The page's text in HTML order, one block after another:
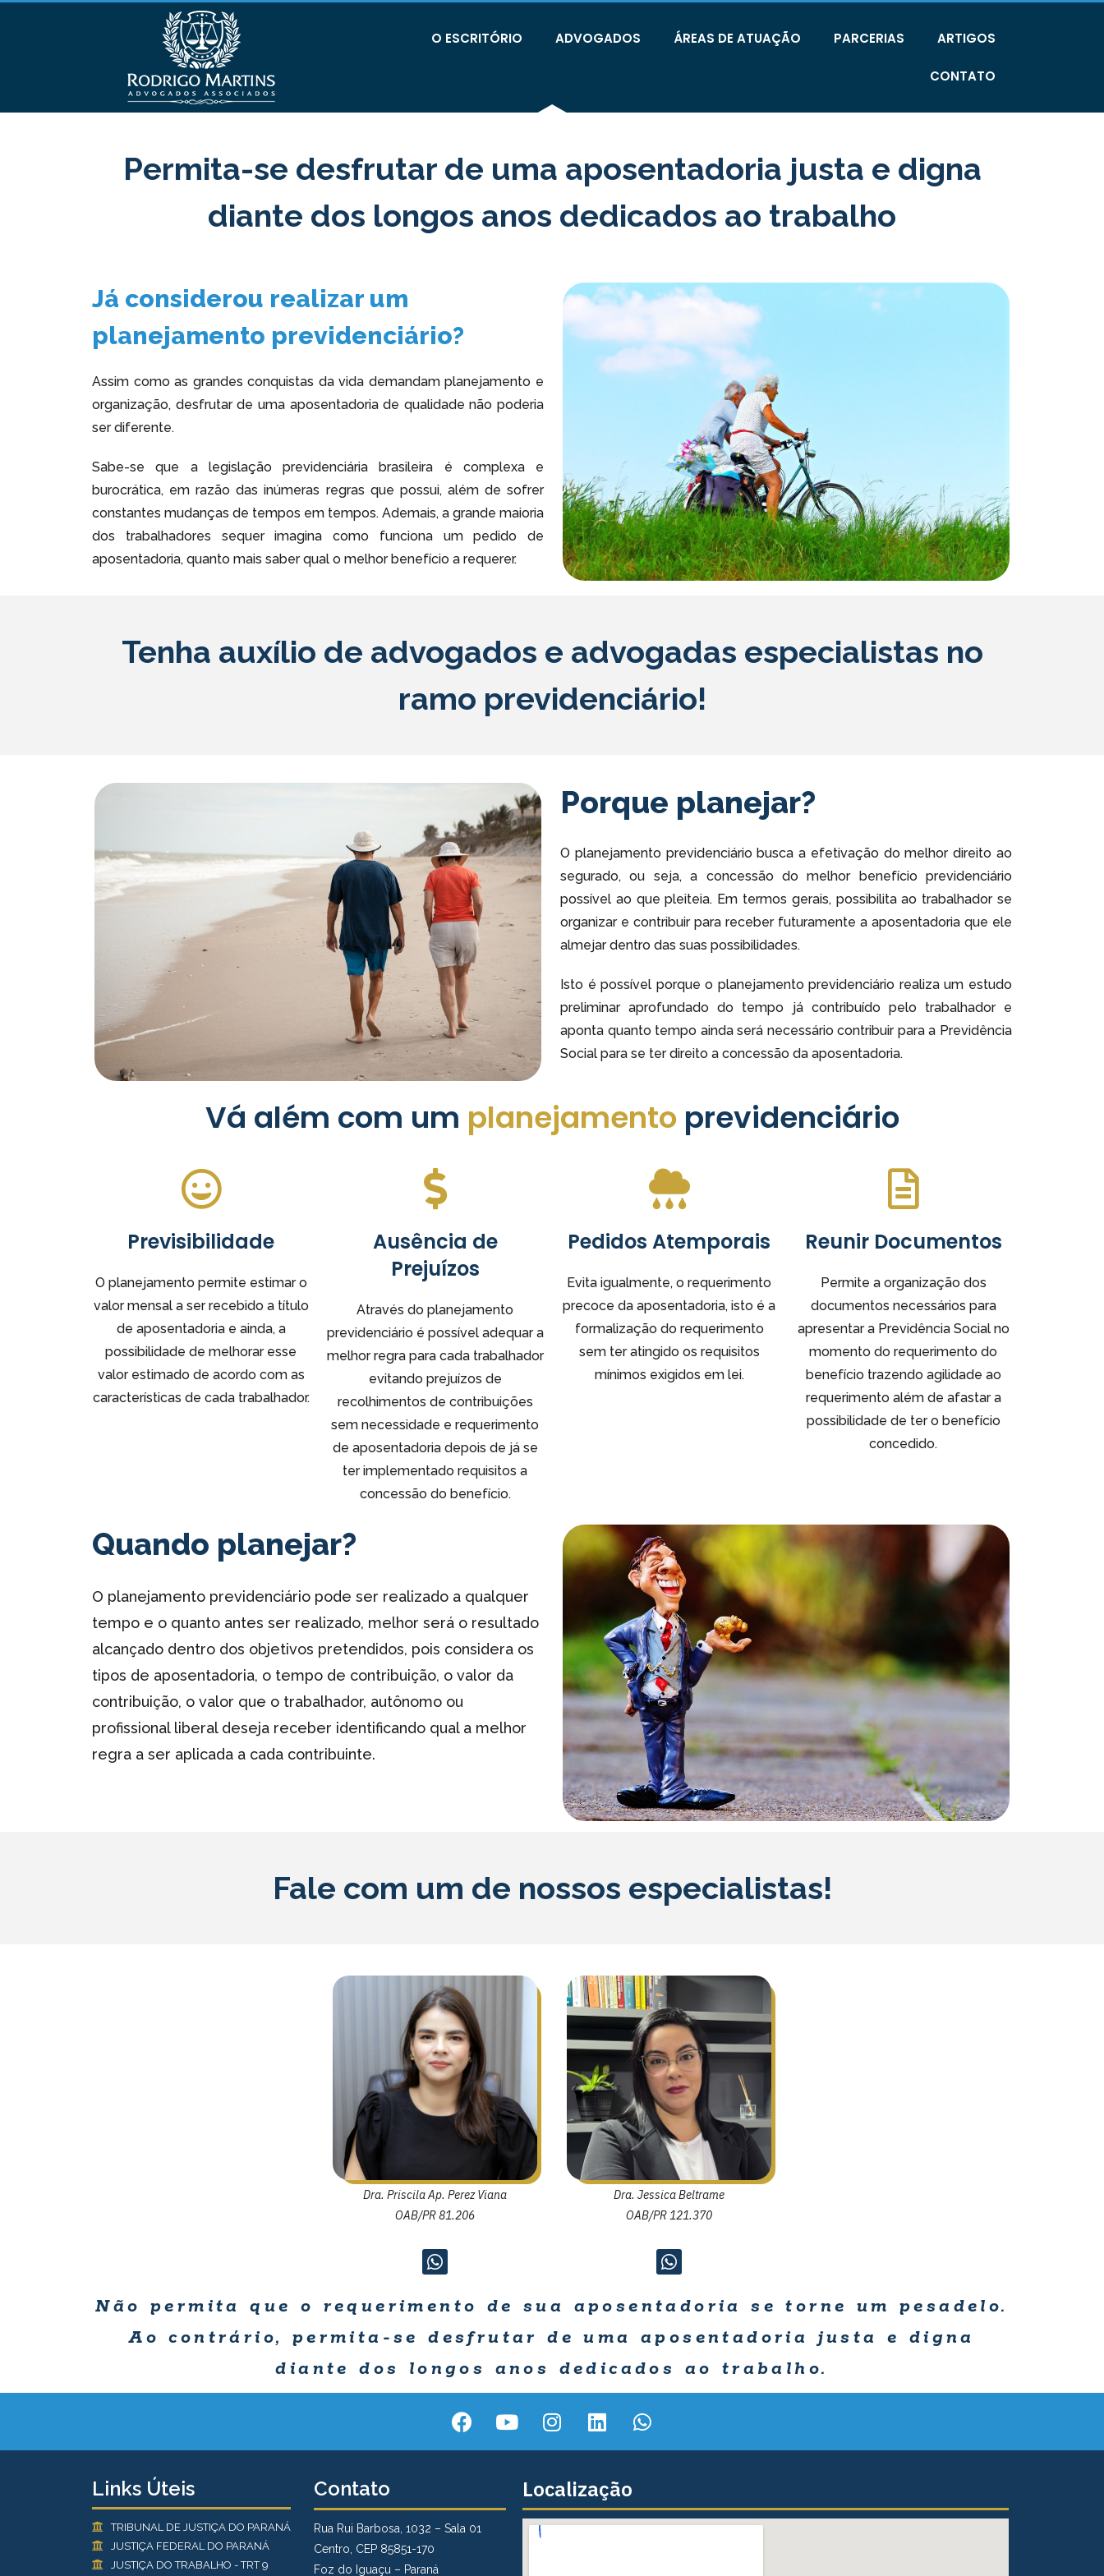
O ESCRITÓRIO ADVOGADOS ÁREAS DE ATUAÇÃO PARCERIAS ARTIGOS
CONTATO
Permita-se desfrutar de uma aposentadoria justa e digna
diante dos longos anos dedicados ao trabalho
Já considerou realizar um
planejamento previdenciário?
Assim como as grandes conquistas da vida demandam planejamento e
organização, desfrutar de uma aposentadoria de qualidade não poderia
ser diferente.
Sabe-se que a legislação previdenciária brasileira é complexa e
burocrática, em razão das inúmeras regras que possui, além de sofrer
constantes mudanças de tempos em tempos. Ademais, a grande maioria
dos trabalhadores sequer imagina como funciona um pedido de
aposentadoria, quanto mais saber qual o melhor benefício a requerer.
Tenha auxílio de advogados e advogadas especialistas no
ramo previdenciário!
Porque planejar?
O planejamento previdenciário busca a efetivação do melhor direito ao
segurado, ou seja, a concessão do melhor benefício previdenciário
possível ao que pleiteia. Em termos gerais, possibilita ao trabalhador se
organizar e contribuir para receber futuramente a aposentadoria que ele
almejar dentro das suas possibilidades.
Isto é possível porque o planejamento previdenciário realiza um estudo
preliminar aprofundado do tempo já contribuído pelo trabalhador e
aponta quanto tempo ainda será necessário contribuir para a Previdência
Social para se ter direito a concessão da aposentadoria.
Vá além com um planejamento previdenciário
Previsibilidade
O planejamento permite estimar o
valor mensal a ser recebido a título
de aposentadoria e ainda, a
possibilidade de melhorar esse
valor estimado de acordo com as
características de cada trabalhador.
Ausência de
Prejuízos
Através do planejamento
previdenciário é possível adequar a
melhor regra para cada trabalhador
evitando prejuízos de
recolhimentos de contribuições
sem necessidade e requerimento
de aposentadoria depois de já se
ter implementado requisitos a
concessão do benefício.
Pedidos Atemporais
Evita igualmente, o requerimento
precoce da aposentadoria, isto é a
formalização do requerimento
sem ter atingido os requisitos
mínimos exigidos em lei.
Reunir Documentos
Permite a organização dos
documentos necessários para
apresentar a Previdência Social no
momento do requerimento do
benefício trazendo agilidade ao
requerimento além de afastar a
possibilidade de ter o benefício
concedido.
Quando planejar?
O planejamento previdenciário pode ser realizado a qualquer
tempo e o quanto antes ser realizado, melhor será o resultado
alcançado dentro dos objetivos pretendidos, pois considera os
tipos de aposentadoria, o tempo de contribuição, o valor da
contribuição, o valor que o trabalhador, autônomo ou
profissional liberal deseja receber identificando qual a melhor
regra a ser aplicada a cada contribuinte.
Fale com um de nossos especialistas!
Dra. Priscila Ap. Perez Viana
OAB/PR 81.206
Dra. Jessica Beltrame
OAB/PR 121.370
Não permita que o requerimento de sua aposentadoria se torne um pesadelo.
Ao contrário, permita-se desfrutar de uma aposentadoria justa e digna
diante dos longos anos dedicados ao trabalho.
Links Úteis
TRIBUNAL DE JUSTIÇA DO PARANÁ
JUSTIÇA FEDERAL DO PARANÁ
JUSTIÇA DO TRABALHO - TRT 9
Contato
Rua Rui Barbosa, 1032 – Sala 01
Centro, CEP 85851-170
Foz do Iguaçu – Paraná
Localização